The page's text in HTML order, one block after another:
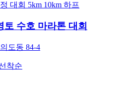
대회 5km 10km 하프
토 수호 마라톤 대회
도동 84-4
착순